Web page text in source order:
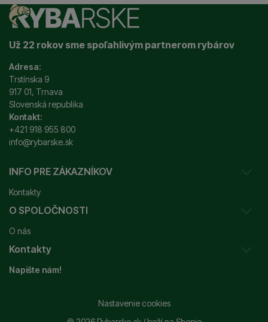
Už 22 rokov sme spoľahlivým partnerom rybárov
Adresa:
Trstínska 9
917 01, Trnava
Slovenská republika
Kontakt:
+421 918 955 800
info@rybarske.sk
INFO PRE ZÁKAZNÍKOV
Kontakty
Sledovanie vašej zásielky
Ako reklamovať / vrátiť tovar
Obchodné podmienky
Odstúpenie od zmluvy
Nákup, doprava, doručenie
O SPOLOČNOSTI
O nás
Prečo nakupovať u nás?
Garancia najnižšej ceny
Kontakty
Napište nám!
Nastavenie cookies